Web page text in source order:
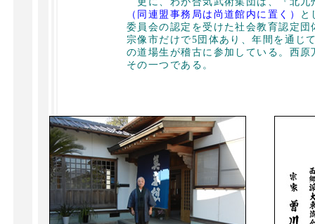
（同連盟事務局は尚道館内に置く）
と
委員会の認定を受けた社会教育認定団
宗像市だけで5団体あり、年間を通じ
の道場生が稽古に参加している。西原
その一つである。